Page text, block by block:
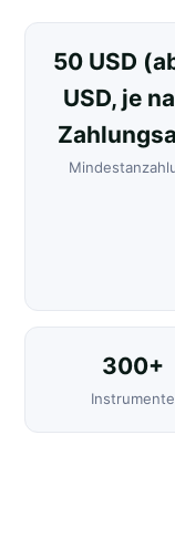
50 USD
USD, je
300+
Instrumente